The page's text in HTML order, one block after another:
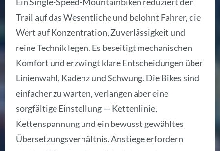
Trail auf das Wesentliche und belohnt Fahrer, die
Wert auf Konzentration, Zuverlässigkeit und
reine Technik legen. Es beseitigt mechanischen
Komfort und erzwingt klare Entscheidungen über
Linienwahl, Kadenz und Schwung. Die Bikes sind
einfacher zu warten, verlangen aber eine
sorgfältige Einstellung — Kettenlinie,
Kettenspannung und ein bewusst gewähltes
Übersetzungsverhältnis. Anstiege erfordern